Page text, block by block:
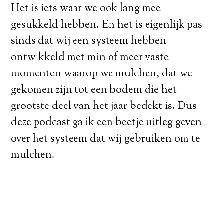
Het is iets waar we ook lang mee
gesukkeld hebben. En het is eigenlijk pas
sinds dat wij een systeem hebben
ontwikkeld met min of meer vaste
momenten waarop we mulchen, dat we
gekomen zijn tot een bodem die het
grootste deel van het jaar bedekt is. Dus
deze podcast ga ik een beetje uitleg geven
over het systeem dat wij gebruiken om te
mulchen.